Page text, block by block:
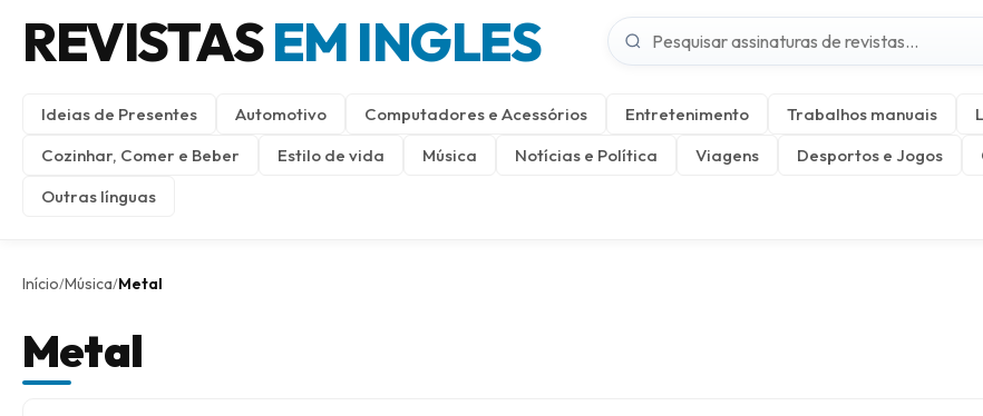
REVISTASEM INGLES
Ideias de Presentes Automotivo Computadores e Acessórios Entretenimento Trabalhos manuais
Cozinhar, Comer e Beber
Estilo de vida Música Notícias e Política Viagens Desportos e Jogos
Outras línguas
Início/Música/Metal
Metal